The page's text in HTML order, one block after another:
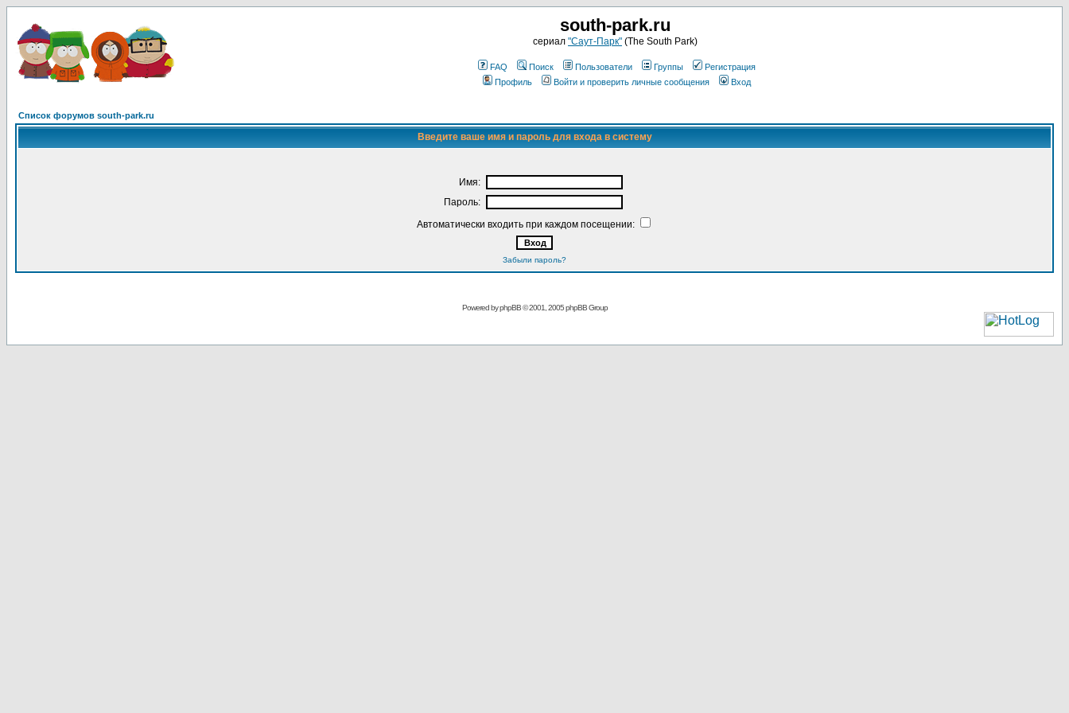
south-park.ru
сериал "Саут-Парк" (The South Park)
FAQ Поиск Пользователи Группы
Регистрация
Профиль
Войти и проверить личные сообщения Вход
Список форумов south-park.ru
Введите ваше имя и пароль для входа в систему
Имя:
Пароль:
Автоматически входить при каждом посещении:
Забыли пароль?
Powered byphpBB© 2001, 2005 phpBB Group